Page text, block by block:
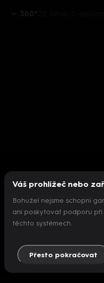
360°
Nepodařilo se
Váš prohlížeč nebo
Bohužel nejsme schopni
ani poskytovat podporu při
těchto systémech.
Přesto pokračovat